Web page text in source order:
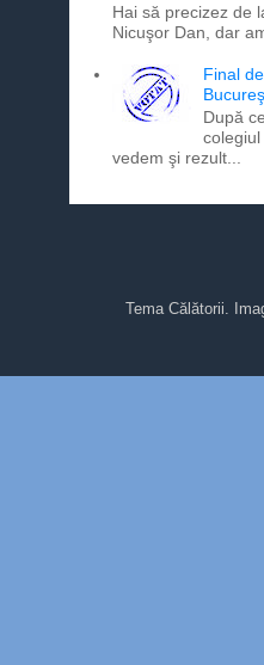
Hai să precizez de
Nicuşor Dan, dar
Final
După
vedem şi rezult...
Tema Călătorii.